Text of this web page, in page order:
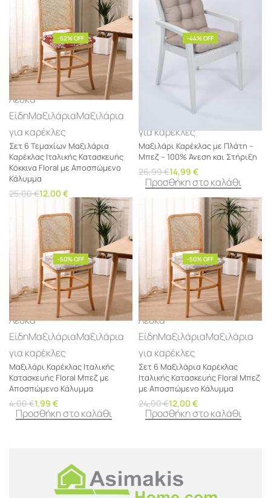
-52% OFF
Λευκά
ΕίδηΜαξιλάριαΜαξιλάρια
για καρέκλες
Σετ 6 Τεμαχίων Μαξιλάρια
Καρέκλας Ιταλικής Κατασκευής
Κόκκινα Floral με Αποσπώμενο
Κάλυμμα
25,00€12,00 €
Προσθήκη στο καλάθι
-44% OFF
Μαξιλάρια
για καρέκλες
Μαξιλάρι Καρέκλας με Πλάτη –
Μπεζ – 100% Άνεση και Στήριξη
26,99€14,99 €
Προσθήκη στο καλάθι
-50% OFF
Λευκά
ΕίδηΜαξιλάριαΜαξιλάρια
για καρέκλες
Μαξιλάρι Καρέκλας Ιταλικής
Κατασκευής Floral Μπεζ με
Αποσπώμενο Κάλυμμα
4,00€1,99 €
Προσθήκη στο καλάθι
-50% OFF
Λευκά
ΕίδηΜαξιλάριαΜαξιλάρια
για καρέκλες
Σετ 6 Μαξιλάρια Καρέκλας
Ιταλικής Κατασκευής Floral Μπεζ
με Αποσπώμενο Κάλυμμα
24,00€12,00 €
Προσθήκη στο καλάθι